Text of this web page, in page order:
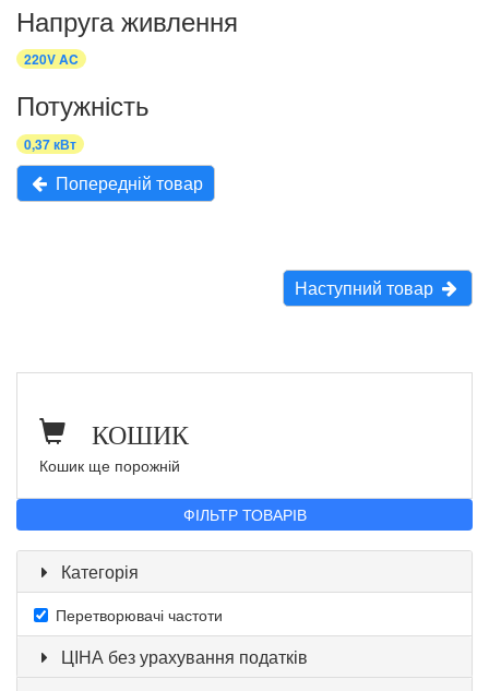
Напруга живлення
220V AC
Потужність
0,37 кВт
Попередній товар
Наступний товар
КОШИК
Кошик ще порожній
ФІЛЬТР ТОВАРІВ
Категорія
Перетворювачі частоти
ЦІНА без урахування податків